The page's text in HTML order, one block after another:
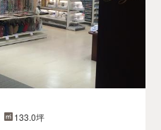
133.0坪